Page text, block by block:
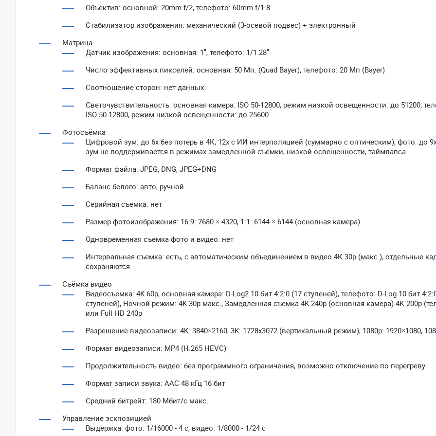
Объектив: основной: 20mm f/2, телефото: 60mm f/1.8
Стабилизатор изображения: механический (3-осевой подвес) + электронный
Матрица
Датчик изображения: основная: 1", телефото: 1/1.28"
Число эффективных пикселей: основная: 50 Мп. (Quad Bayer), телефото: 20 Мп (Bayer)
Соотношение сторон: нет данных
Светочувствительность: основная камера: ISO 50-12800, режим низкой освещенности: до 51200;
ISO 50-12800, режим низкой освещенности: до 25600
Фотосъёмка
Цифровой зум: до 6х без потерь в 4К, 12х с ИИ интерполяцией (суммарно с оптическим), фото: до
зум не поддерживается в режимах замедленной съемки, низкой освещенности, таймлапса
Формат файла: JPEG, DNG, JPEG+DNG
Баланс белого: авто, ручной
Серийная съемка: нет
Размер фотоизображения: 16:9: 7680 × 4320, 1:1: 6144 × 6144 (основная камера)
Одновременная съемка фото и видео: нет
Интервальная съемка: есть, с автоматическим объединением в видео 4К 30р (макс.), отдельные
сохраняются
Съёмка видео
Видеосъемка: 4K 60р, основная камера: D-Log2 10 бит 4:2:0 (17 ступеней), телефото: D-Log 10 бит
ступеней), Ночной режим: 4K 30р макс., Замедленная съемка 4K 240p (основная камера) 4К 200р
или Full HD 240p
Разрешение видеозаписи: 4K: 3840×2160, 3K: 1728х3072 (вертикальный режим), 1080p: 1920×1080,
Формат видеозаписи: MP4 (H.265 HEVC)
Продолжительность видео: без программного ограничения, возможно отключение по перегреву
Формат записи звука: AAC 48 кГц 16 бит
Средний битрейт: 180 Мбит/с макс.
Управление эскпозицией
Выдержка: фото: 1/16000 - 4 с, видео: 1/8000 - 1/24 c